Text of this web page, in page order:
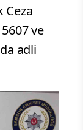
Ceza
ve
adli